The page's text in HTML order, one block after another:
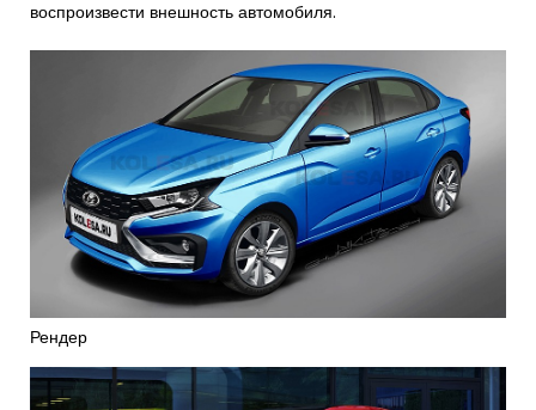
воспроизвести внешность автомобиля.
Рендер